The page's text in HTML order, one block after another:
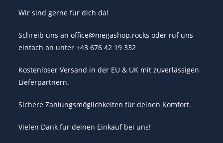
Wir sind gerne für dich da!
Schreib uns an office@megashop.rocks oder ruf uns
einfach an unter +43 676 42 19 332
Kostenloser Versand in der EU & UK mit zuverlässigen
Lieferpartnern.
Sichere Zahlungsmöglichkeiten für deinen Komfort.
Vielen Dank für deinen Einkauf bei uns!